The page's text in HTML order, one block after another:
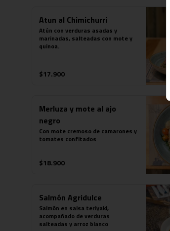
Atun al Chimichurri
Atún con verduras asadas y
marinadas, salteadas con mote y
quinoa.
$17.900
Merluza y mote al ajo
negro
Con mote cremoso de camarones y
tomates confitados
$18.900
Salmón Agridulce
Salmón en salsa teriyaki,
acompañado de verduras
salteadas y arroz blanco